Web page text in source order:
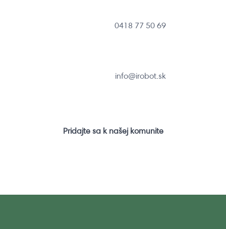
0418 77 50 69
info@irobot.sk
Pridajte sa k našej komunite